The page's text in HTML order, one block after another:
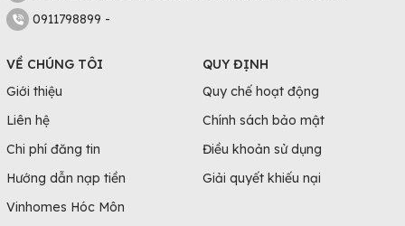
0911798899 -
VỀ CHÚNG TÔI
Giới thiệu
Liên hệ
Chi phí đăng tin
Hướng dẫn nạp tiền
Vinhomes Hóc Môn
QUY ĐỊNH
Quy chế hoạt động
Chính sách bảo mật
Điều khoản sử dụng
Giải quyết khiếu nại